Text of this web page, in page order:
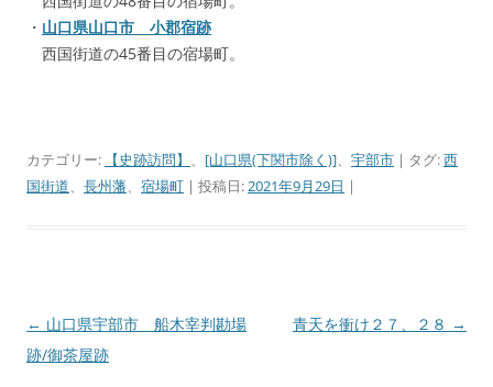
・ 山口県山口市 小郡宿跡
西国街道の45番目の宿場町。
カテゴリー: 【史跡訪問】 、 [山口県(下関市除く)]、 宇部市 | タグ:西
国街道、 長州藩、 宿場町 | 投稿日:2021年9月29日 |
投
稿
← 山口県宇部市 船木宰判勘場
跡/御茶屋跡
青天を衝け２７、２８ →